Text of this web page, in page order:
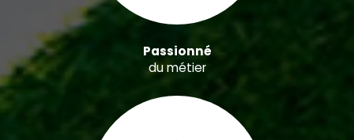
Passionné
du métier